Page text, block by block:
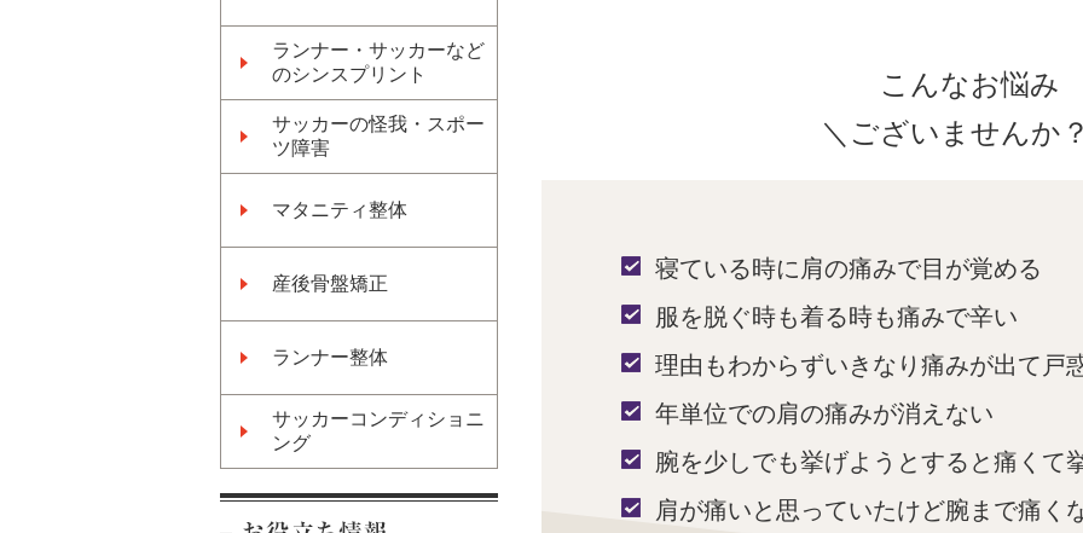
ランナー・サッカーなど
のシンスプリント
サッカーの怪我・スポー
ツ障害
マタニティ整体
産後骨盤矯正
ランナー整体
サッカーコンディショニ
ング
こんなお悩み
＼ございませんか
寝ている時に肩の痛みで目が覚める
服を脱ぐ時も着る時も痛みで辛い
理由もわからずいきなり痛みが出て戸
年単位での肩の痛みが消えない
腕を少しでも挙げようとすると痛くて
肩が痛いと思っていたけど腕まで痛く